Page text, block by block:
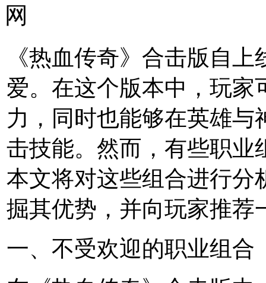
网
《热血传奇》合击版自
爱。在这个版本中，玩家
力，同时也能够在英雄
击技能。然而，有些职业
本文将对这些组合进行分
掘其优势，并向玩家推荐
一、不受欢迎的职业组合